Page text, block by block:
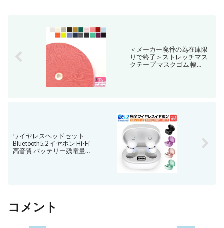
＜メーカー廃番の為在庫限
りで終了＞ストレッチマス
クテープ マスクゴム 幅
ワイヤレスヘッドセット
Bluetooth5.2 イヤホン Hi-Fi
高音質 バッテリー残電量表
送料無料
コメント